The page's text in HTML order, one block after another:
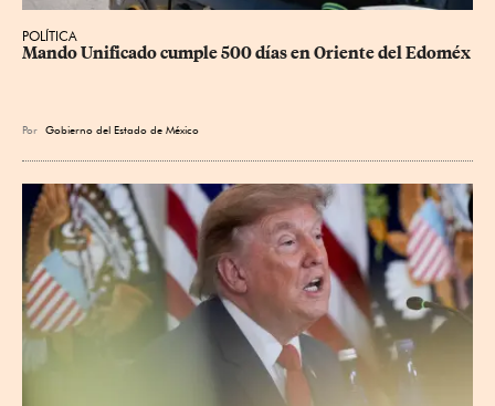
POLÍTICA
Mando Unificado cumple 500 días en Oriente del Edoméx
Por Gobierno del Estado de México